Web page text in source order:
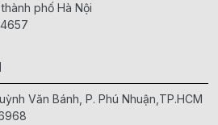
phố Hà Nội
Văn Bánh, P. Phú Nhuận,TP.HCM